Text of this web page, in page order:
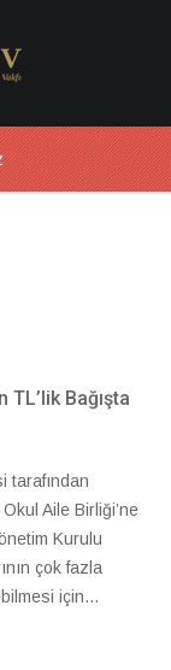
TL’lik Bağışta
tarafından
Aile Birliği’ne
Kurulu
çok fazla
için...